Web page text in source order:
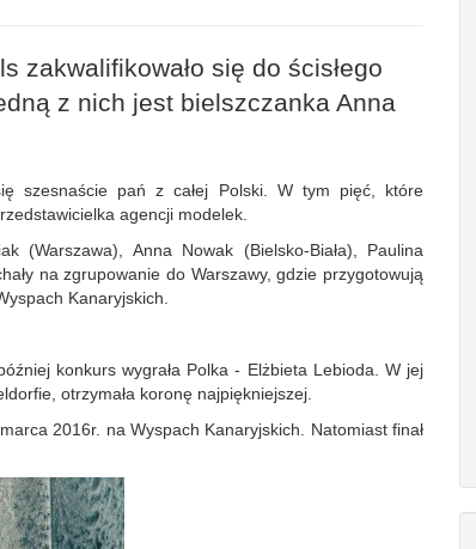
zakwalifikowało się do ścisłego
z nich jest bielszczanka Anna
szesnaście pań z całej Polski. W tym pięć, które
agencji modelek.
(Warszawa), Anna Nowak (Bielsko-Biała), Paulina
na zgrupowanie do Warszawy, gdzie przygotowują
Kanaryjskich.
konkurs wygrała Polka - Elżbieta Lebioda. W jej
otrzymała koronę najpiękniejszej.
2016r. na Wyspach Kanaryjskich. Natomiast finał